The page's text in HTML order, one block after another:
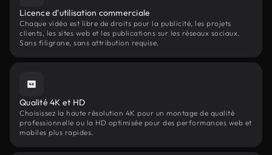
Licence d'utilisation commerciale
Chaque vidéo est libre de droits pour la publicité, les projets
clients, les sites web et les publications sur les réseaux sociaux.
Sans filigrane, sans attribution requise.
Qualité 4K et HD
Choisissez la haute résolution 4K pour un montage de qualité
professionnelle ou la HD optimisée pour des performances web et
mobiles plus rapides.